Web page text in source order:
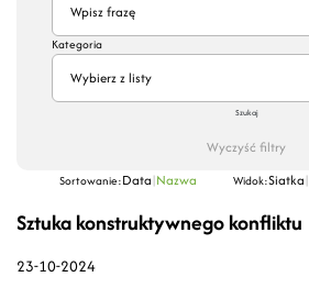
Kategoria
Wybierz z listy
Szukaj
Wyczyść filtry
Sortowanie:Data|Nazwa Widok:Siatka|
23-10-2024
Sztuka konstruktywnego konfliktu